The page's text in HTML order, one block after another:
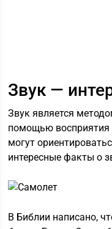
Звук —
Звук является
помощью восприятия
могут
интересные факты о
В Библии написано,